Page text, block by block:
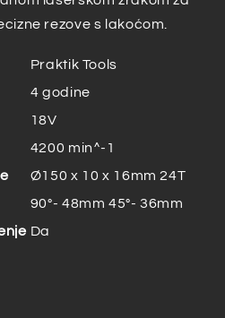
rezove s lakoćom.
Praktik Tools
4 godine
18V
4200 min^-1
Ø150 x 10 x 16mm 24T
90°- 48mm 45°- 36mm
Da